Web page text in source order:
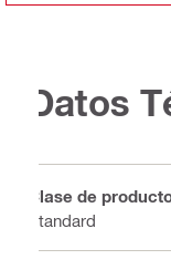
Datos
Clase de
Standard